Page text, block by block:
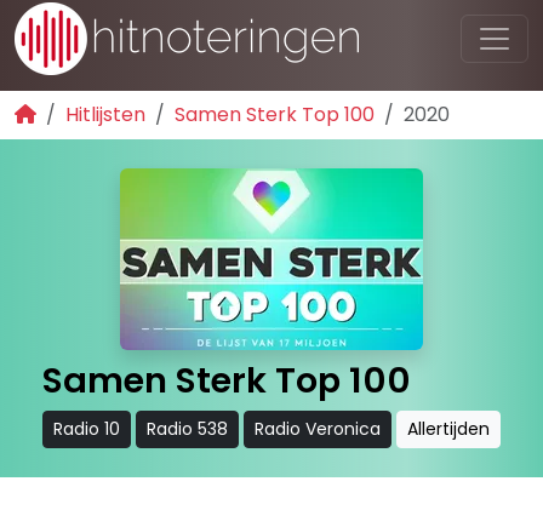
Hitlijsten Samen Sterk Top 100 2020
Samen Sterk Top 100
Radio 10 Radio 538 Radio Veronica Allertijden